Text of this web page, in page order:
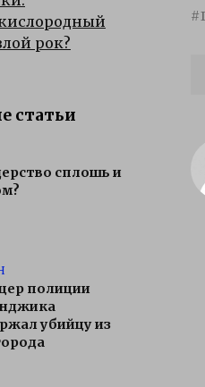
рок?
статьи
сплошь и
полиции
убийцу из